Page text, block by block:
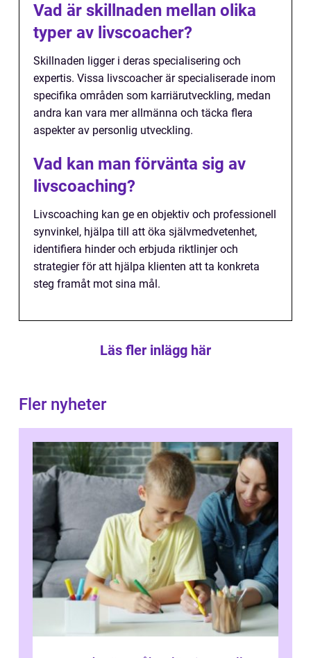
Vad är skillnaden mellan olika
typer av livscoacher?
Skillnaden ligger i deras specialisering och
expertis. Vissa livscoacher är specialiserade inom
specifika områden som karriärutveckling, medan
andra kan vara mer allmänna och täcka flera
aspekter av personlig utveckling.
Vad kan man förvänta sig av
livscoaching?
Livscoaching kan ge en objektiv och professionell
synvinkel, hjälpa till att öka självmedvetenhet,
identifiera hinder och erbjuda riktlinjer och
strategier för att hjälpa klienten att ta konkreta
steg framåt mot sina mål.
Läs fler inlägg här
Fler nyheter